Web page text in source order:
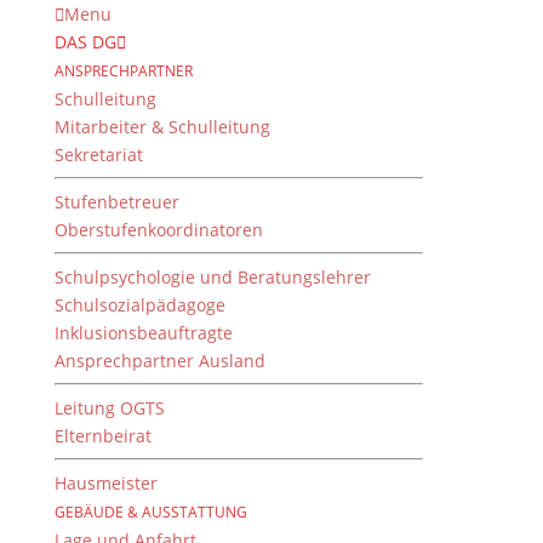
Menu
DAS DG
ANSPRECHPARTNER
Schulleitung
Mitarbeiter & Schulleitung
Sekretariat
Stufenbetreuer
Oberstufenkoordinatoren
Schulpsychologie und Beratungslehrer
Schulsozialpädagoge
Inklusionsbeauftragte
Ansprechpartner Ausland
Leitung OGTS
Elternbeirat
Hausmeister
GEBÄUDE & AUSSTATTUNG
Mädchen WK4
Stadtmeister
vonDientzenhofer-Gymnasium|25. April 2017